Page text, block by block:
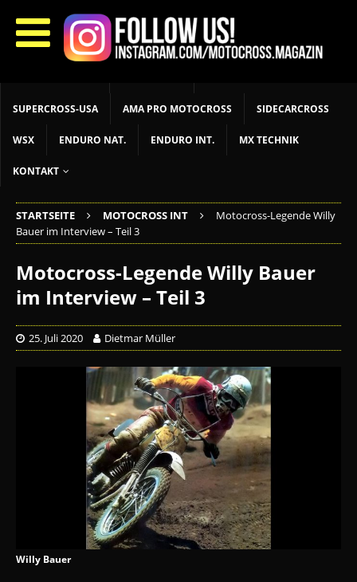
START LIVETIMING MX NEWS MX YOUTH
MX WOMEN MXGP ADAC MX MASTERS MOTOCROSS INT
SUPERCROSS-USA AMA PRO MOTOCROSS SIDECARCROSS
WSX ENDURO NAT. ENDURO INT. MX TECHNIK
KONTAKT
STARTSEITE MOTOCROSS INT
Motocross-Legende Willy
Bauer im Interview – Teil 3
Motocross-Legende Willy Bauer
im Interview – Teil 3
25. Juli 2020 Dietmar Müller
Willy Bauer